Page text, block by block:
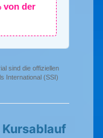
von der
sind die offiziellen
International (SSI)
Kursablauf